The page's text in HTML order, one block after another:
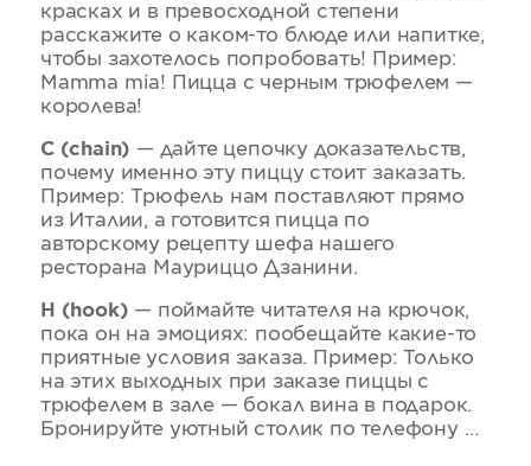
красках и в превосходной степени
расскажите о каком-то блюде или напитке,
чтобы захотелось попробовать! Пример:
Mamma mia! Пицца с черным трюфелем —
королева!
C (chain) — дайте цепочку доказательств,
почему именно эту пиццу стоит заказать.
Пример: Трюфель нам поставляют прямо
из Италии, а готовится пицца по
авторскому рецепту шефа нашего
ресторана Мауриццо Дзанини.
H (hook) — поймайте читателя на крючок,
пока он на эмоциях: пообещайте какие-то
приятные условия заказа. Пример: Только
на этих выходных при заказе пиццы с
трюфелем в зале — бокал вина в подарок.
Бронируйте уютный столик по телефону …